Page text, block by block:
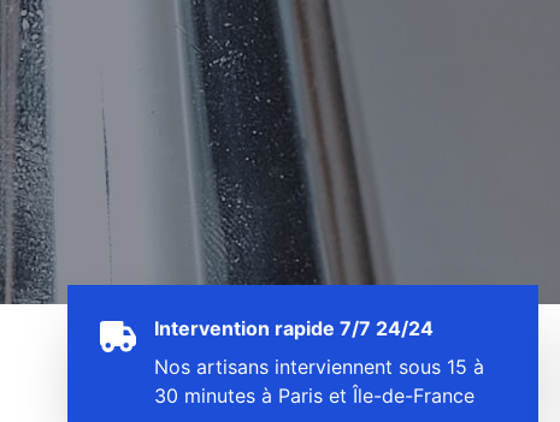
Intervention rapide 7/7 24/24
Nos artisans interviennent sous 15 à
30 minutes à Paris et Île-de-France